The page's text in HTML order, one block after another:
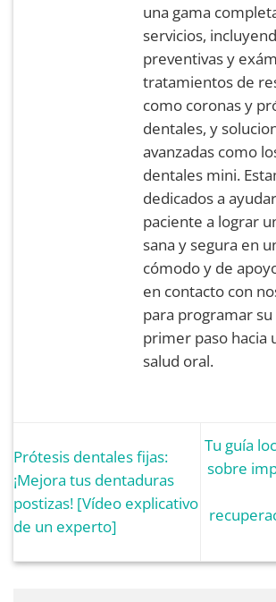
una gama
servicios,
preventivas y
tratamientos de
como coronas y
dentales, y
avanzadas como
dentales mini.
dedicados a
paciente a lograr
sana y segura en
cómodo y de
en contacto con
para programar su
primer paso hacia
salud oral.
Prótesis dentales fijas:
¡Mejora tus dentaduras
postizas! [Vídeo explicativo
de un experto]
Tu guía
sobre